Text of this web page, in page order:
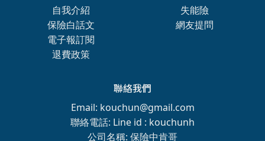
自我介紹
保險白話文
電子報訂閱
退費政策
失能險
網友提問
聯絡我們
Email: kouchun@gmail.com
聯絡電話: Line id : kouchunh
公司名稱: 保險中肯哥